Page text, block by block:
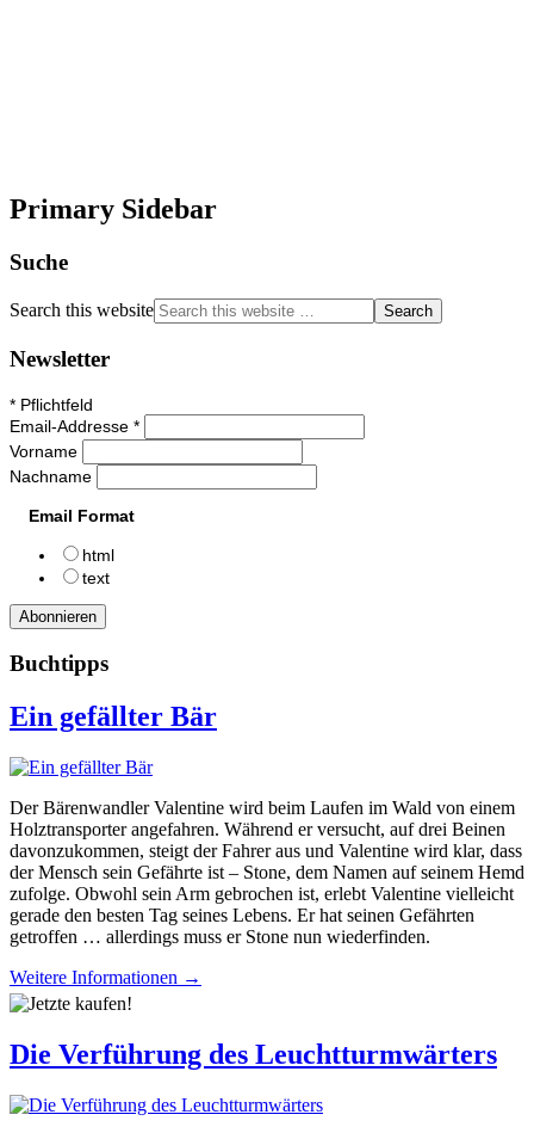
Primary Sidebar
Suche
Search this website
Newsletter
* Pflichtfeld
Email-Addresse *
Vorname
Nachname
Email Format
html
text
Buchtipps
Ein gefällter Bär
Der Bärenwandler Valentine wird beim Laufen im Wald von einem
Holztransporter angefahren. Während er versucht, auf drei Beinen
davonzukommen, steigt der Fahrer aus und Valentine wird klar, dass
der Mensch sein Gefährte ist – Stone, dem Namen auf seinem Hemd
zufolge. Obwohl sein Arm gebrochen ist, erlebt Valentine vielleicht
gerade den besten Tag seines Lebens. Er hat seinen Gefährten
getroffen … allerdings muss er Stone nun wiederfinden.
Weitere Informationen →
Die Verführung des Leuchtturmwärters